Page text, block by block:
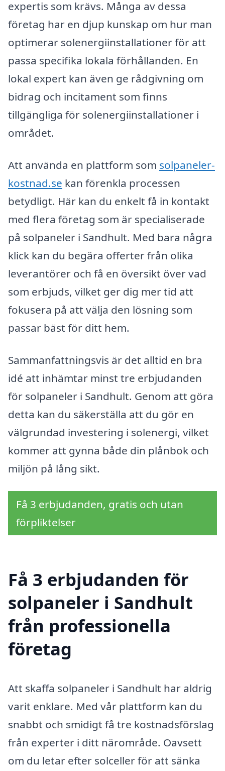
expertis som krävs. Många av dessa
företag har en djup kunskap om hur man
optimerar solenergiinstallationer för att
passa specifika lokala förhållanden. En
lokal expert kan även ge rådgivning om
bidrag och incitament som finns
tillgängliga för solenergiinstallationer i
området.
Att använda en plattform som solpaneler-
kostnad.se kan förenkla processen
betydligt. Här kan du enkelt få in kontakt
med flera företag som är specialiserade
på solpaneler i Sandhult. Med bara några
klick kan du begära offerter från olika
leverantörer och få en översikt över vad
som erbjuds, vilket ger dig mer tid att
fokusera på att välja den lösning som
passar bäst för ditt hem.
Sammanfattningsvis är det alltid en bra
idé att inhämtar minst tre erbjudanden
för solpaneler i Sandhult. Genom att göra
detta kan du säkerställa att du gör en
välgrundad investering i solenergi, vilket
kommer att gynna både din plånbok och
miljön på lång sikt.
Få 3 erbjudanden, gratis och utan
förpliktelser
Få 3 erbjudanden för
solpaneler i Sandhult
från professionella
företag
Att skaffa solpaneler i Sandhult har aldrig
varit enklare. Med vår plattform kan du
snabbt och smidigt få tre kostnadsförslag
från experter i ditt närområde. Oavsett
om du letar efter solceller för att sänka